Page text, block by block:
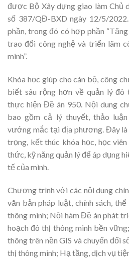
được Bộ Xây dựng giao làm Chủ
số 387/QĐ-BXD ngày 12/5/
phần, trong đó có hợp phần
trao đổi công nghệ và triển lãm
minh”.
Khóa học giúp cho cán bộ, công
biết sâu rộng hơn về quản lý đô
thực hiện Đề án 950. Nội dung
bao gồm cả lý thuyết, thảo
vướng mắc tại địa phương. Đây
trọng, kết thúc khóa học, học
thức, kỹ năng quản lý để áp dụng
tế của mình.
Chương trình với các nội dung
văn bản pháp luật, chính sách,
thông minh; Nội hàm Đề án phát
hoạch đô thị thông minh bền
thông trên nền GIS và chuyển đổi
thị thông minh; Hạ tầng, dịch vụ